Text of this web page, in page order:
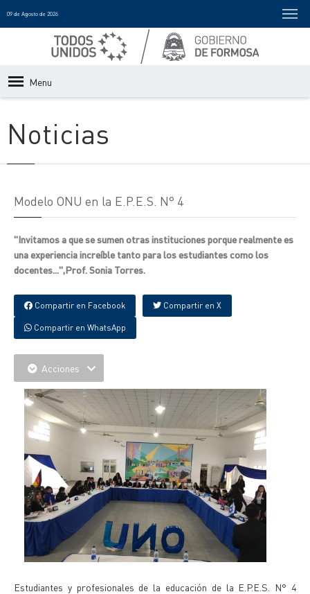
09 de Agosto de 2026
Menu
Noticias
Modelo ONU en la E.P.E.S. N° 4
"Invitamos a que se sumen otras instituciones porque realmente es
una experiencia increíble tanto para los estudiantes como los
docentes...",Prof. Sonia Torres.
Compartir en Facebook Compartir en X
Compartir en WhatsApp
Acciones
Estudiantes y profesionales de la educación de la E.P.E.S. N° 4